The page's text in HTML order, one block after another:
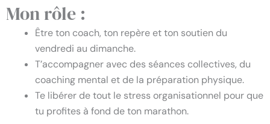
Mon rôle :
Être ton coach, ton repère et ton soutien du
vendredi au dimanche.
T’accompagner avec des séances collectives, du
coaching mental et de la préparation physique.
Te libérer de tout le stress organisationnel pour que
tu profites à fond de ton marathon.